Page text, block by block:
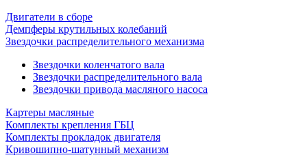
Двигатели в сборе
Демпферы крутильных колебаний
Звездочки распределительного механизма
Звездочки коленчатого вала
Звездочки распределительного вала
Звездочки привода масляного насоса
Картеры масляные
Комплекты крепления ГБЦ
Комплекты прокладок двигателя
Кривошипно-шатунный механизм